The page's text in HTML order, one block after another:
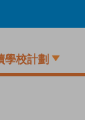
學校計劃